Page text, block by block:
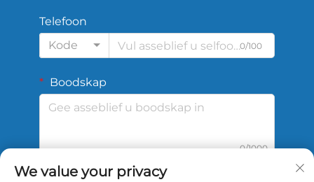
Telefoon
Kode
0/100
Boodskap
0/1000
We value your privacy